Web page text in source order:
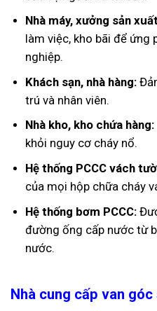
Nhà máy, xưởng sản
làm việc, kho bãi để ứng
nghiệp.
Khách sạn, nhà hàng:
trú và nhân viên.
Nhà kho, kho chứa hàng:
khỏi nguy cơ cháy nổ.
Hệ thống PCCC vách
của mọi hộp chữa cháy
Hệ thống bơm PCCC:
đường ống cấp nước từ
nước.
Nhà cung cấp van